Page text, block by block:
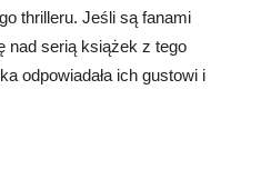
thrilleru. Jeśli są fanami
nad serią książek z tego
odpowiadała ich gustowi i